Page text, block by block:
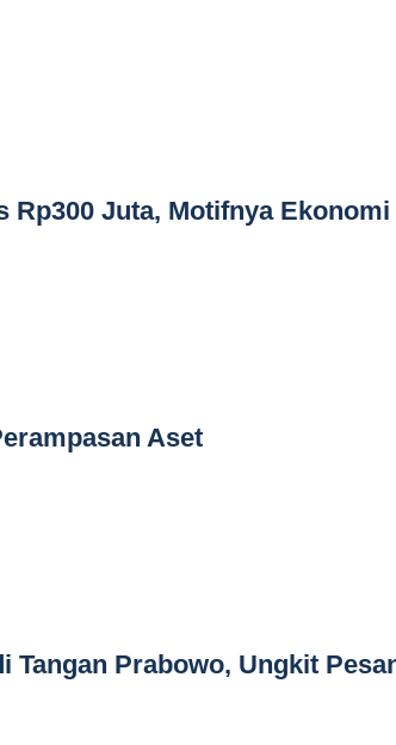
Rp300 Juta, Motifnya Ekonomi
Aset
Tangan Prabowo, Ungkit